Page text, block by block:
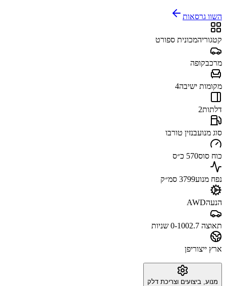
השוו גרסאות
קטגוריהמכונית ספורט
מרכבקופה
מקומות ישיבה4
דלתות2
סוג מנועבנזין טורבו
כוח סוס570 כ״ס
נפח מנוע3799 סמ״ק
הנעהAWD
תאוצה 0-100 2.7 שניות
ארץ ייצוריפן
מנוע, ביצועים וצריכת דלק